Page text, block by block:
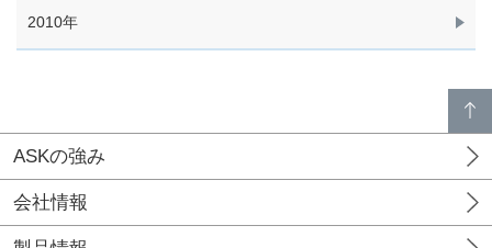
2010年
pagetop
ASKの強み
会社情報